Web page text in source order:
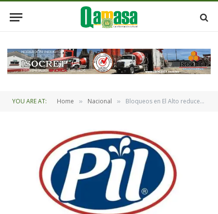
YOU ARE AT: Home » Nacional » Bloqueos en El Alto reducen producción de PIL al 25% y generan pérdidas superiores a Bs 16 millones